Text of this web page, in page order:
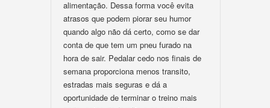
alimentação. Dessa forma você evita
atrasos que podem piorar seu humor
quando algo não dá certo, como se dar
conta de que tem um pneu furado na
hora de sair. Pedalar cedo nos finais de
semana proporciona menos transito,
estradas mais seguras e dá a
oportunidade de terminar o treino mais